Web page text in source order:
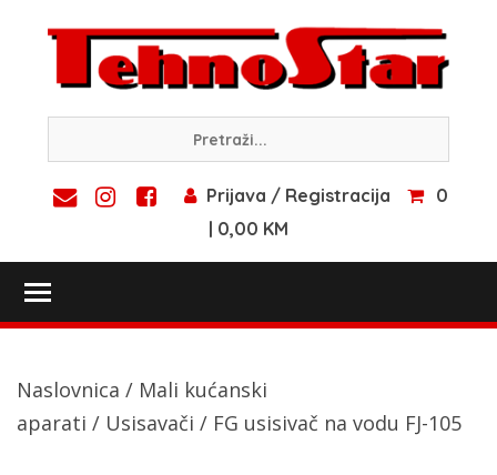
content
Prijava / Registracija
0
| 0,00 KM
Naslovnica / Mali kućanski
aparati / Usisavači / FG usisivač na vodu FJ-105